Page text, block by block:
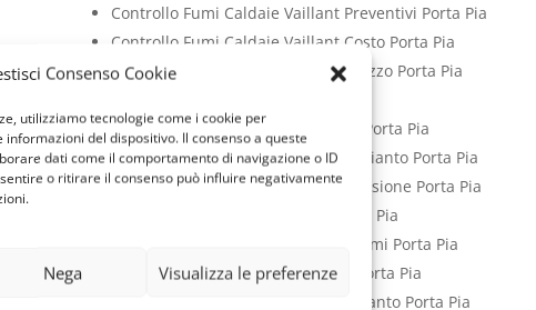
Consenso Cookie
utilizziamo tecnologie come i cookie per
del dispositivo. Il consenso a queste
dati come il comportamento di navigazione o ID
o ritirare il consenso può influire negativamente
Nega Visualizza le preferenze
Controllo Fumi Caldaie Vaillant Preventivi Porta Pia
Controllo Fumi Caldaie Vaillant Costo Porta Pia
Controllo Fumi Caldaie Vaillant Prezzo Porta Pia
Prezzi Caldaie Vaillant Bollino Blu Porta Pia
Prezzi Caldaie Vaillant Libretto Impianto Porta Pia
Prezzi Caldaie Vaillant Prima Accensione Porta Pia
Prezzi Caldaie Vaillant Pulizia Porta Pia
Prezzi Caldaie Vaillant Controllo Fumi Porta Pia
Costi Caldaie Vaillant Bollino Blu Porta Pia
Costi Caldaie Vaillant Libretto Impianto Porta Pia